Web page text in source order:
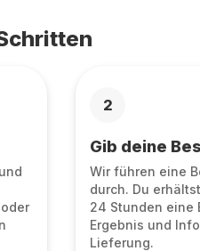
2
Gib deine
Wir führen eine
durch. Du
24 Stunden eine
Ergebnis und
Lieferung.